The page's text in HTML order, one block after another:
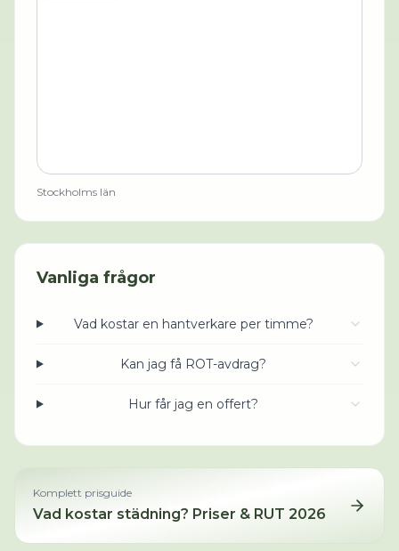
Stockholms län
Vanliga frågor
Vad kostar en hantverkare per timme?
Kan jag få ROT-avdrag?
Hur får jag en offert?
Komplett prisguide
Vad kostar städning? Priser & RUT 2026